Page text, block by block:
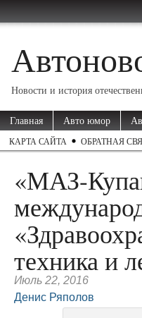
Новости и история
Главная Авто юмор
КАРТА САЙТА ОБРАТНАЯ
«МАЗ-
техника и
Июль 22, 2016
Денис Ряполов